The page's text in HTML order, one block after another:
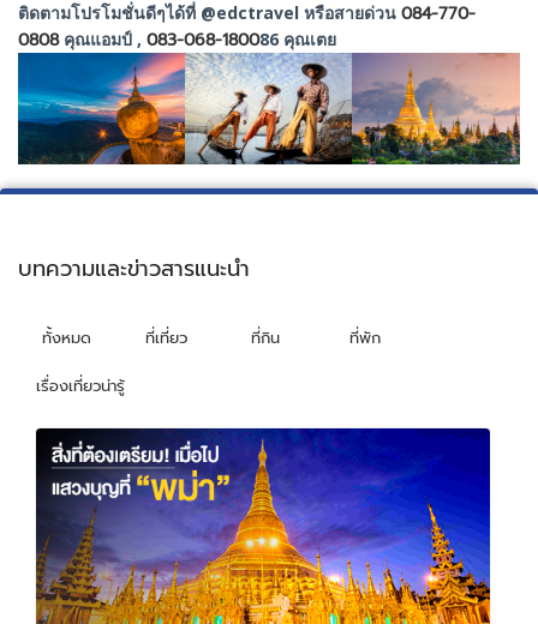
ติดตามโปรโมชั่นดีๆได้ที่ @edctravel หรือสายด่วน 084-770-
0808คุณแอมป์ , 083-068-180086 คุณเตย
บทความและข่าวสารแนะนำ
ทั้งหมด ที่เที่ยว ที่กิน ที่พัก
เรื่องเที่ยวน่ารู้